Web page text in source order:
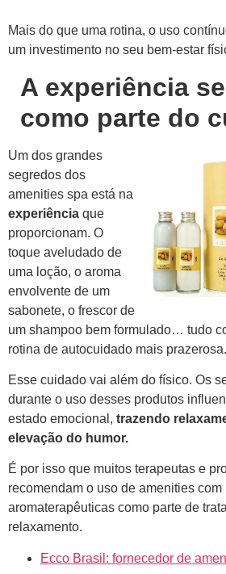
Mais do que uma rotina, o uso
um investimento no seu bem-estar
A experiência
como parte do
Um dos grandes
segredos dos
amenities spa está na
experiência que
proporcionam. O
toque aveludado de
uma loção, o aroma
envolvente de um
sabonete, o frescor de
um shampoo bem formulado… tudo
rotina de autocuidado mais prazerosa.
Esse cuidado vai além do físico. Os
durante o uso desses produtos
estado emocional, trazendo
elevação do humor.
É por isso que muitos terapeutas e
recomendam o uso de amenities
aromaterapêuticas como parte de
relaxamento.
Ecco Brasil: fornecedor de